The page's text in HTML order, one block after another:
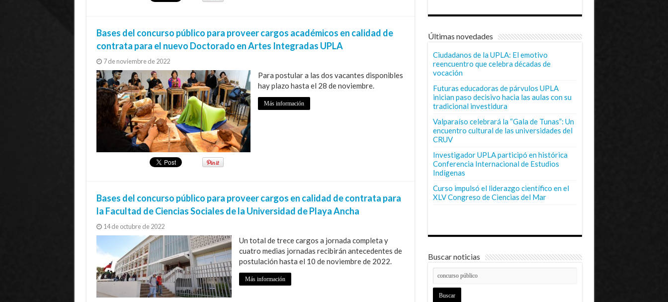
Bases del concurso público para proveer cargos académicos en calidad de
contrata para el nuevo Doctorado en Artes Integradas UPLA
7 de noviembre de 2022
Para postular a las dos vacantes disponibles
hay plazo hasta el 28 de noviembre.
Más información
Bases del concurso público para proveer cargos en calidad de contrata para
la Facultad de Ciencias Sociales de la Universidad de Playa Ancha
14 de octubre de 2022
Un total de trece cargos a jornada completa y
cuatro medias jornadas recibirán antecedentes de
postulación hasta el 10 de noviembre de 2022.
Más información
Últimas novedades
Ciudadanos de la UPLA: El emotivo
reencuentro que celebra décadas de
vocación
Futuras educadoras de párvulos UPLA
inician paso decisivo hacia las aulas con su
tradicional investidura
Valparaíso celebrará la “Gala de Tunas”: Un
encuentro cultural de las universidades del
CRUV
Investigador UPLA participó en histórica
Conferencia Internacional de Estudios
Indígenas
Curso impulsó el liderazgo científico en el
XLV Congreso de Ciencias del Mar
Buscar noticias